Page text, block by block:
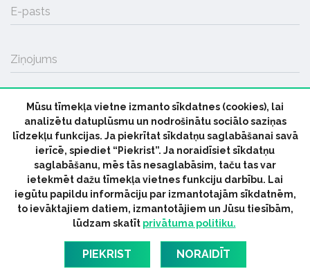
E-pasts
Ziņojums
SŪTĪT
© 2026 parmuziku.lv, visas tiesības paturētas
ParMuziku.lv Mūzikas Ziņas
Industrijas Ziņas
Industrijas ABC
Mūzika Biznesam
Latvijas oficiālais
dziesmu TOPS
RIGaLIVE
Mūsu tīmekļa vietne izmanto sīkdatnes (cookies), lai
analizētu datuplūsmu un nodrošinātu sociālo saziņas
līdzekļu funkcijas. Ja piekrītat sīkdatņu saglabāšanai savā
ierīcē, spiediet “Piekrist”. Ja noraidīsiet sīkdatņu
saglabāšanu, mēs tās nesaglabāsim, taču tas var
ietekmēt dažu tīmekļa vietnes funkciju darbību. Lai
iegūtu papildu informāciju par izmantotajām sīkdatnēm,
to ievāktajiem datiem, izmantotājiem un Jūsu tiesībām,
lūdzam skatīt privātuma politiku.
PIEKRIST NORAIDĪT